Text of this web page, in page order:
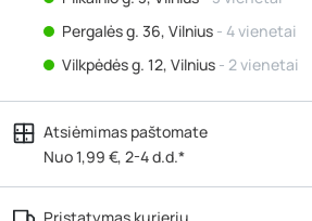
Pergalės g. 36, Vilnius - 4 vienetai
Vilkpėdės g. 12, Vilnius - 2 vienetai
Ateities g. 15, Vilnius- 8 vienetai
Kauno r., Narsiečių k., Vytauto g. 183,
Kaunas - 5 vienetai
Šilutės pl. 83A, Klaipėda- 0 vienetų
Atsiėmimas paštomate
Nuo 1,99 €, 2-4 d.d.*